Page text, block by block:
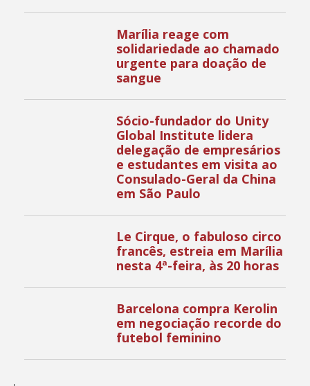
Marília reage com
solidariedade ao chamado
urgente para doação de
sangue
Sócio-fundador do Unity
Global Institute lidera
delegação de empresários
e estudantes em visita ao
Consulado-Geral da China
em São Paulo
Le Cirque, o fabuloso circo
francês, estreia em Marília
nesta 4ª-feira, às 20 horas
Barcelona compra Kerolin
em negociação recorde do
futebol feminino